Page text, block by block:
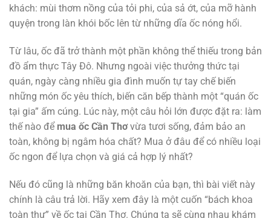
khách: mùi thơm nồng của tỏi phi, của sả ớt, của mỡ hành
quyện trong làn khói bốc lên từ những dĩa ốc nóng hổi.
Từ lâu, ốc đã trở thành một phần không thể thiếu trong bản
đồ ẩm thực Tây Đô. Nhưng ngoài việc thưởng thức tại
quán, ngày càng nhiều gia đình muốn tự tay chế biến
những món ốc yêu thích, biến căn bếp thành một “quán ốc
tại gia” ấm cúng. Lúc này, một câu hỏi lớn được đặt ra: làm
thế nào để mua ốc Cần Thơvừa tươi sống, đảm bảo an
toàn, không bị ngâm hóa chất? Mua ở đâu để có nhiều loại
ốc ngon để lựa chọn và giá cả hợp lý nhất?
Nếu đó cũng là những băn khoăn của bạn, thì bài viết này
chính là câu trả lời. Hãy xem đây là một cuốn “bách khoa
toàn thư” về ốc tại Cần Thơ. Chúng ta sẽ cùng nhau khám